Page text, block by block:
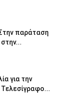
παράταση
για την